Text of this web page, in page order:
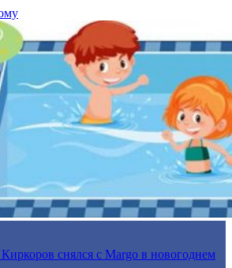
снялся с Margo в новогоднем